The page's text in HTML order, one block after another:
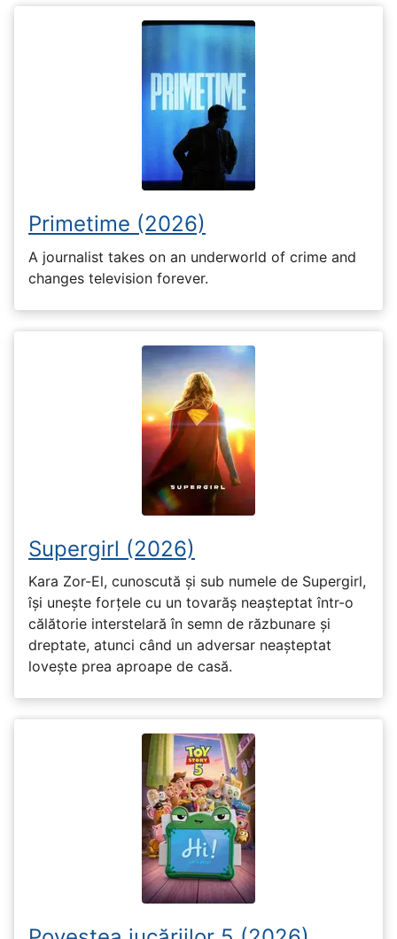
Primetime (2026)
A journalist takes on an underworld of crime and
changes television forever.
Supergirl (2026)
Kara Zor-El, cunoscută și sub numele de Supergirl,
își unește forțele cu un tovarăș neașteptat într-o
călătorie interstelară în semn de răzbunare și
dreptate, atunci când un adversar neașteptat
lovește prea aproape de casă.